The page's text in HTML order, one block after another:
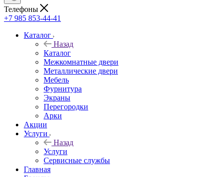
Телефоны
+7 985 853-44-41
Каталог
Назад
Каталог
Межкомнатные двери
Металлические двери
Мебель
Фурнитура
Экраны
Перегородки
Арки
Акции
Услуги
Назад
Услуги
Сервисные службы
Главная